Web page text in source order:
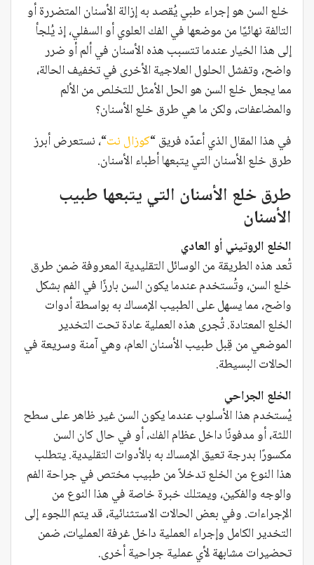
خلع السن هو إجراء طبي يُقصد به إزالة الأسنان المتضررة أو
التالفة نهائيًا من موضعها في الفك العلوي أو السفلي، إذ يُلجأ
إلى هذا الخيار عندما تتسبب هذه الأسنان في ألم أو ضرر
واضح، وتفشل الحلول العلاجية الأخرى في تخفيف الحالة،
مما يجعل خلع السن هو الحل الأمثل للتخلص من الألم
والمضاعفات، ولكن ما هي طرق خلع الأسنان؟
في هذا المقال الذي أعدّه فريق “كوزال نت“، نستعرض أبرز
طرق خلع الأسنان التي يتبعها أطباء الأسنان.
طرق خلع الأسنان التي يتبعها طبيب
الأسنان
الخلع الروتيني أو العادي
تُعد هذه الطريقة من الوسائل التقليدية المعروفة ضمن طرق
خلع السن، وتُستخدم عندما يكون السن بارزًا في الفم بشكل
واضح، مما يسهل على الطبيب الإمساك به بواسطة أدوات
الخلع المعتادة. تُجرى هذه العملية عادة تحت التخدير
الموضعي من قِبل طبيب الأسنان العام، وهي آمنة وسريعة في
الحالات البسيطة.
الخلع الجراحي
يُستخدم هذا الأسلوب عندما يكون السن غير ظاهر على سطح
اللثة، أو مدفونًا داخل عظام الفك، أو في حال كان السن
مكسورًا بدرجة تعيق الإمساك به بالأدوات التقليدية. يتطلب
هذا النوع من الخلع تدخلاً من طبيب مختص في جراحة الفم
والوجه والفكين، ويمتلك خبرة خاصة في هذا النوع من
الإجراءات. وفي بعض الحالات الاستثنائية، قد يتم اللجوء إلى
التخدير الكامل وإجراء العملية داخل غرفة العمليات، ضمن
تحضيرات مشابهة لأي عملية جراحية أخرى.